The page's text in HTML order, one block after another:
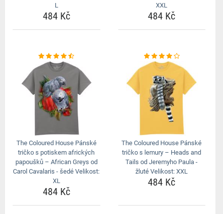
L
484 Kč
XXL
484 Kč
The Coloured House Pánské
tričko s potiskem afrických
papoušků – African Greys od
Carol Cavalaris - šedé Velikost:
XL
484 Kč
The Coloured House Pánské
tričko s lemury – Heads and
Tails od Jeremyho Paula -
žluté Velikost: XXL
484 Kč